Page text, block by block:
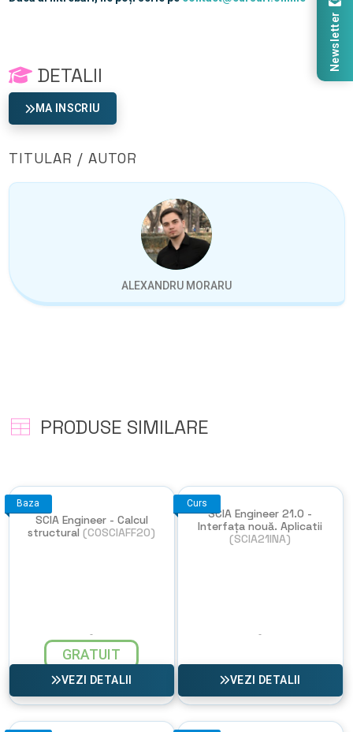
DETALII
MA INSCRIU
TITULAR / AUTOR
ALEXANDRU MORARU
PRODUSE SIMILARE
Baza
SCIA Engineer - Calcul
structural (COSCIAFF20)
GRATUIT
VEZI DETALII
Curs
SCIA Engineer 21.0 -
Interfața nouă. Aplicatii
(SCIA21INA)
VEZI DETALII
Newsletter